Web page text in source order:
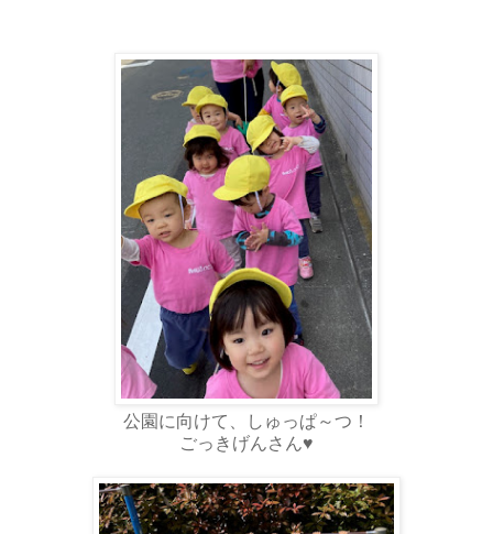
公園に向けて、しゅっぱ～つ！
ごっきげんさん♥